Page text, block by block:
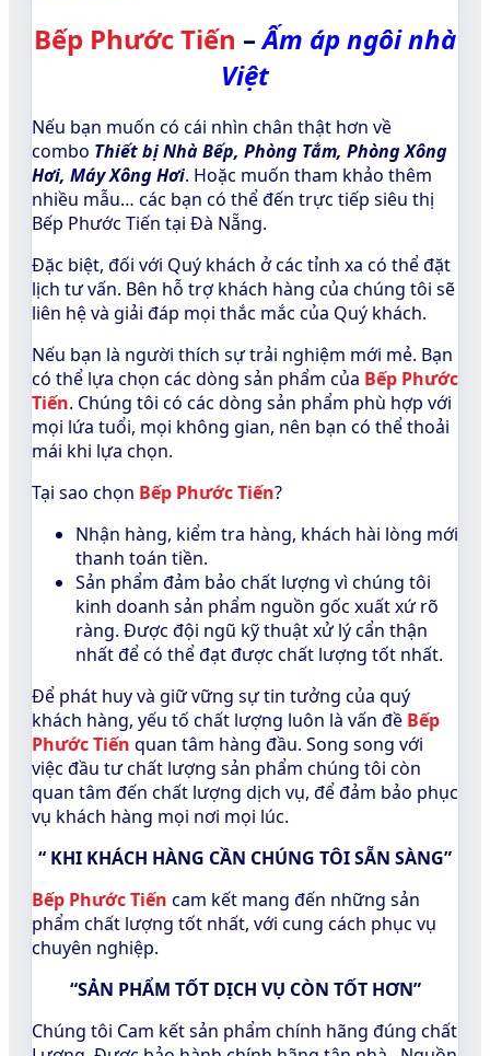
Bếp Phước Tiến –Ấm áp ngôi nhà
Việt
Nếu bạn muốn có cái nhìn chân thật hơn về
combo Thiết bị Nhà Bếp, Phòng Tắm, Phòng Xông
Hơi, Máy Xông Hơi. Hoặc muốn tham khảo thêm
nhiều mẫu… các bạn có thể đến trực tiếp siêu thị
Bếp Phước Tiến tại Đà Nẵng.
Đặc biệt, đối với Quý khách ở các tỉnh xa có thể đặt
lịch tư vấn. Bên hỗ trợ khách hàng của chúng tôi sẽ
liên hệ và giải đáp mọi thắc mắc của Quý khách.
Nếu bạn là người thích sự trải nghiệm mới mẻ. Bạn
có thể lựa chọn các dòng sản phẩm của Bếp Phước
Tiến. Chúng tôi có các dòng sản phẩm phù hợp với
mọi lứa tuổi, mọi không gian, nên bạn có thể thoải
mái khi lựa chọn.
Tại sao chọn Bếp Phước Tiến?
Nhận hàng, kiểm tra hàng, khách hài lòng mới
thanh toán tiền.
Sản phẩm đảm bảo chất lượng vì chúng tôi
kinh doanh sản phẩm nguồn gốc xuất xứ rõ
ràng. Được đội ngũ kỹ thuật xử lý cẩn thận
nhất để có thể đạt được chất lượng tốt nhất.
Để phát huy và giữ vững sự tin tưởng của quý
khách hàng, yếu tố chất lượng luôn là vấn đề Bếp
Phước Tiến quan tâm hàng đầu. Song song với
việc đầu tư chất lượng sản phẩm chúng tôi còn
quan tâm đến chất lượng dịch vụ, để đảm bảo phục
vụ khách hàng mọi nơi mọi lúc.
“ KHI KHÁCH HÀNG CẦN CHÚNG TÔI SẴN SÀNG”
Bếp Phước Tiến cam kết mang đến những sản
phẩm chất lượng tốt nhất, với cung cách phục vụ
chuyên nghiệp.
“SẢN PHẨM TỐT DỊCH VỤ CÒN TỐT HƠN”
Chúng tôi Cam kết sản phẩm chính hãng đúng chất